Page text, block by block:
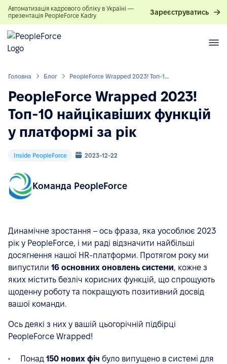
Автоматизація кадрового обліку в Україні —
презентація PeopleForce Kadry
Зареєструватись
Головна Блог PeopleForce Wrapped 2023! Топ-10 найцікавіших функцій у платформі за рік
PeopleForce Wrapped 2023!
Топ-10 найцікавіших функцій
у платформі за рік
Inside PeopleForce 2023-12-22
Команда PeopleForce
Динамічне зростання – ось фраза, яка уособлює 2023
рік у PeopleForce, і ми раді відзначити найбільші
досягнення нашої HR-платформи. Протягом року ми
випустили 16 основних оновлень системи, кожне з
яких містить безліч корисних функцій, що спрощують
щоденну роботу та покращують позитивний досвід
вашої команди.
Ось деякі з них у вашій цьогорічній підбірці
PeopleForce Wrapped!
Понад 150 нових фіч було випущено в системі для